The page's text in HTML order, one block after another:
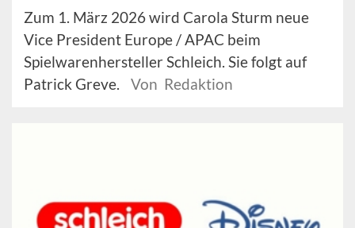
Zum 1. März 2026 wird Carola Sturm neue
Vice President Europe / APAC beim
Spielwarenhersteller Schleich. Sie folgt auf
Patrick Greve.
Von Redaktion